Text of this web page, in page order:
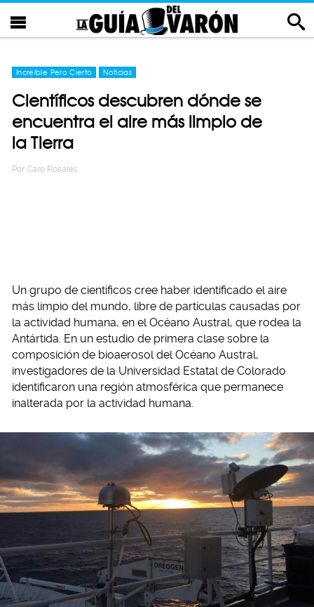
Increíble Pero Cierto Noticias
Científicos descubren dónde se
encuentra el aire más limpio de
la Tierra
Por Caro Rosales
Un grupo de científicos cree haber identificado el aire
más limpio del mundo, libre de partículas causadas por
la actividad humana, en el Océano Austral, que rodea la
Antártida. En un estudio de primera clase sobre la
composición de bioaerosol del Océano Austral,
investigadores de la Universidad Estatal de Colorado
identificaron una región atmosférica que permanece
inalterada por la actividad humana.